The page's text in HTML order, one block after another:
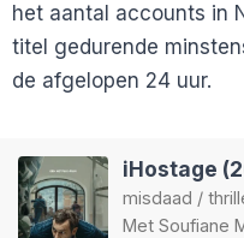
het aantal accounts in
titel gedurende
de afgelopen 24 uur.
iHostage
misdaad /
Met Soufiane